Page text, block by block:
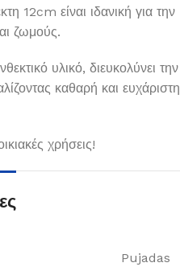
12cm είναι ιδανική για την
ζωμούς.
υλικό, διευκολύνει την
καθαρή και ευχάριστη
χρήσεις!
Pujadas